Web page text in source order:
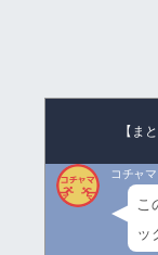
【ま
コチャマ
こ
ッ